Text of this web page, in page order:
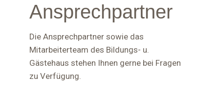
Ansprechpartner
Die Ansprechpartner sowie das
Mitarbeiterteam des Bildungs- u.
Gästehaus stehen Ihnen gerne bei Fragen
zu Verfügung.